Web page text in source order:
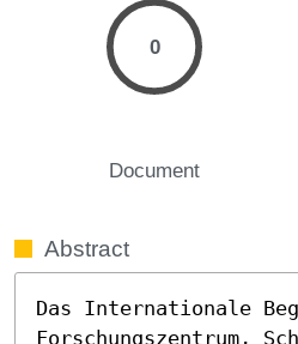
0
Document
Abstract
Das Internationale
Forschungszentrum,